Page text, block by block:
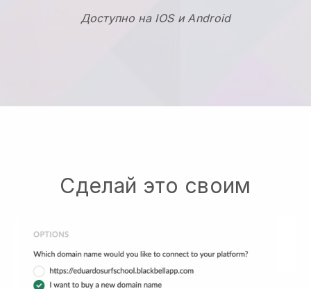
Доступно на IOS и Android
Сделай это своим